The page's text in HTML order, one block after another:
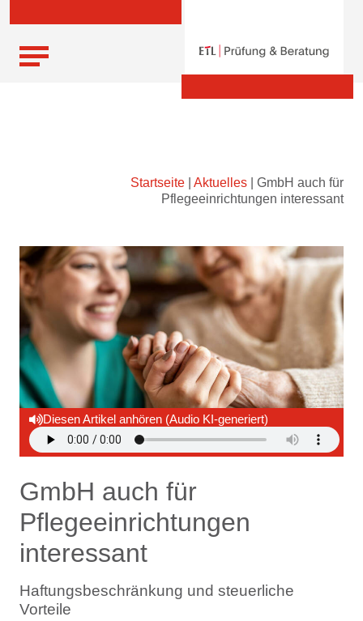
Startseite Aktuelles
GmbH auch für
Pflegeeinrichtungen interessant
Diesen Artikel anhören (Audio KI-generiert)
GmbH auch für
Pflegeeinrichtungen
interessant
Haftungsbeschränkung und steuerliche
Vorteile